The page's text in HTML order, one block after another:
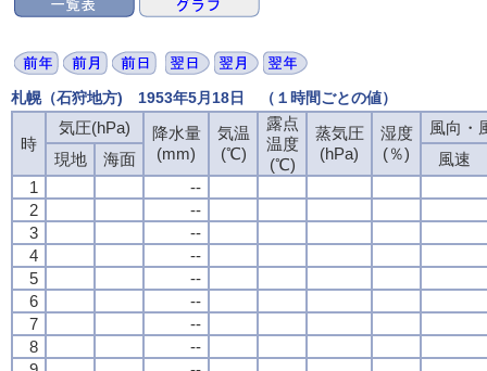
札幌（石狩地方) 1953年5月18日 （１時間ごとの値）
時
気圧(hPa)
降水量
(mm)
気温
(℃)
露点
温度
(℃)
蒸気圧
(hPa)
湿度
(％)
風向・
現地
海面
風速
1
--
2
--
3
--
4
--
5
--
6
--
7
--
8
--